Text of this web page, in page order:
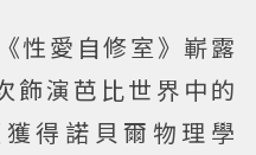
性愛自修室》嶄露
飾演芭比世界中的
得諾貝爾物理學